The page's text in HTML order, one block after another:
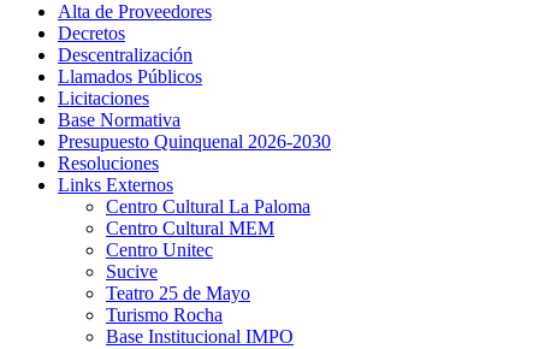
Alta de Proveedores
Decretos
Descentralización
Llamados Públicos
Licitaciones
Base Normativa
Presupuesto Quinquenal 2026-2030
Resoluciones
Links Externos
Centro Cultural La Paloma
Centro Cultural MEM
Centro Unitec
Sucive
Teatro 25 de Mayo
Turismo Rocha
Base Institucional IMPO